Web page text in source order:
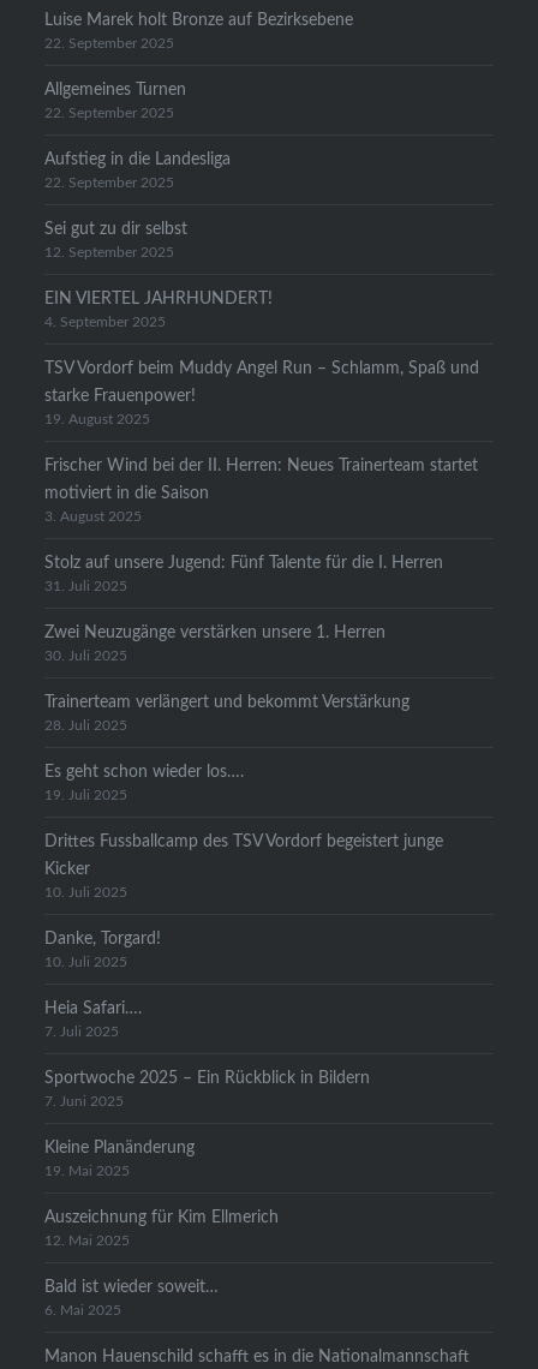
Luise Marek holt Bronze auf Bezirksebene
22. September 2025
Allgemeines Turnen
22. September 2025
Aufstieg in die Landesliga
22. September 2025
Sei gut zu dir selbst
12. September 2025
EIN VIERTEL JAHRHUNDERT!
4. September 2025
TSV Vordorf beim Muddy Angel Run – Schlamm, Spaß und
starke Frauenpower!
19. August 2025
Frischer Wind bei der II. Herren: Neues Trainerteam startet
motiviert in die Saison
3. August 2025
Stolz auf unsere Jugend: Fünf Talente für die I. Herren
31. Juli 2025
Zwei Neuzugänge verstärken unsere 1. Herren
30. Juli 2025
Trainerteam verlängert und bekommt Verstärkung
28. Juli 2025
Es geht schon wieder los….
19. Juli 2025
Drittes Fussballcamp des TSV Vordorf begeistert junge
Kicker
10. Juli 2025
Danke, Torgard!
10. Juli 2025
Heia Safari….
7. Juli 2025
Sportwoche 2025 – Ein Rückblick in Bildern
7. Juni 2025
Kleine Planänderung
19. Mai 2025
Auszeichnung für Kim Ellmerich
12. Mai 2025
Bald ist wieder soweit…
6. Mai 2025
Manon Hauenschild schafft es in die Nationalmannschaft